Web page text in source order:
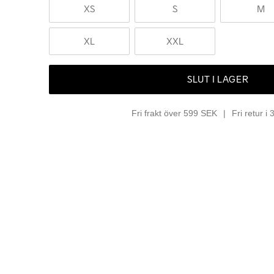
XS S M
XL XXL
SLUT I LAGER
Fri frakt över 599 SEK Fri retur i